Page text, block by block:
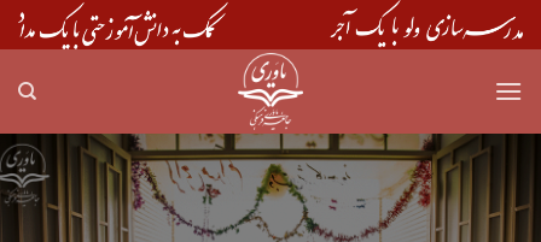
Skip
to